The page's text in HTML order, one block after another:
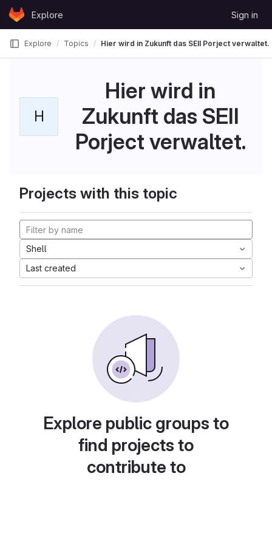
Skip to content
GitLabExplore Sign in
Explore Topics Hier wird in Zukunft das SEII Porject verwaltet.
H
Hier wird in
Zukunft das SEII
Porject verwaltet.
Projects with this topic
Shell
Last created
Explore public groups to
find projects to
contribute to